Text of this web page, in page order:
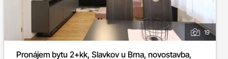
19
Pronájem bytu 2+kk, Slavkov u Brna, novostavba,